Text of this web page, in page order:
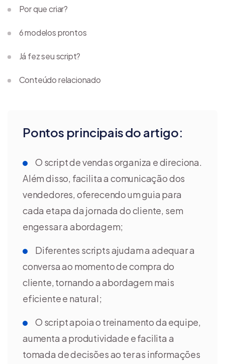
Pontos principais do artigo:
O script de vendas organiza e direciona.
Além disso, facilita a comunicação dos
vendedores, oferecendo um guia para
cada etapa da jornada do cliente, sem
engessar a abordagem;
Diferentes scripts ajudam a adequar a
conversa ao momento de compra do
cliente, tornando a abordagem mais
eficiente e natural;
O script apoia o treinamento da equipe,
aumenta a produtividade e facilita a
tomada de decisões ao ter as informações
Por que criar?
6 modelos prontos
Já fez seu script?
Conteúdo relacionado